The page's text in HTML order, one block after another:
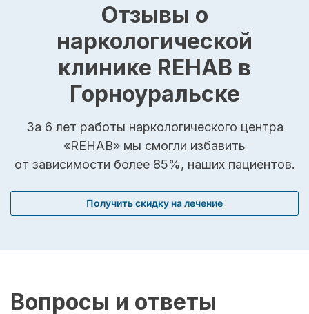
Отзывы о
наркологической
клинике REHAB в
Горноуральске
За 6 лет работы наркологического центра
«REHAB» мы смогли избавить
от зависимости более 85%, наших пациентов.
Получить скидку на лечение
Вопросы и ответы